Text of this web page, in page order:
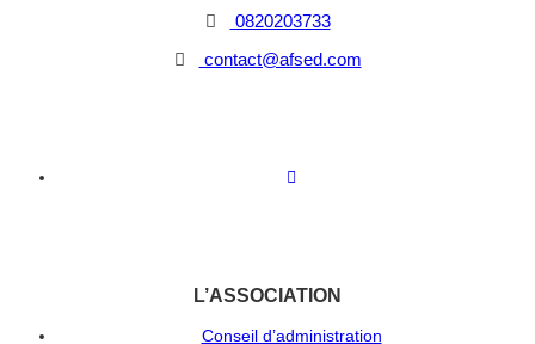
0820203733
contact@afsed.com
L’ASSOCIATION
Conseil d’administration